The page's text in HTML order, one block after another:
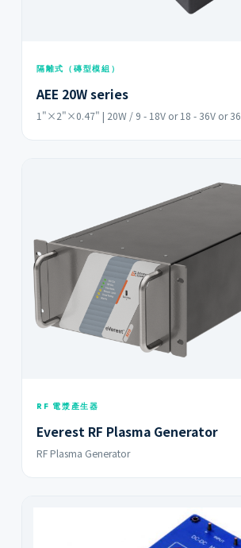
隔離式（磚型模組）
AEE 20W series
1"×2"×0.47" | 20W / 9 - 18V or 18 - 36V or 36
RF 電漿產生器
Everest RF Plasma Generator
RF Plasma Generator